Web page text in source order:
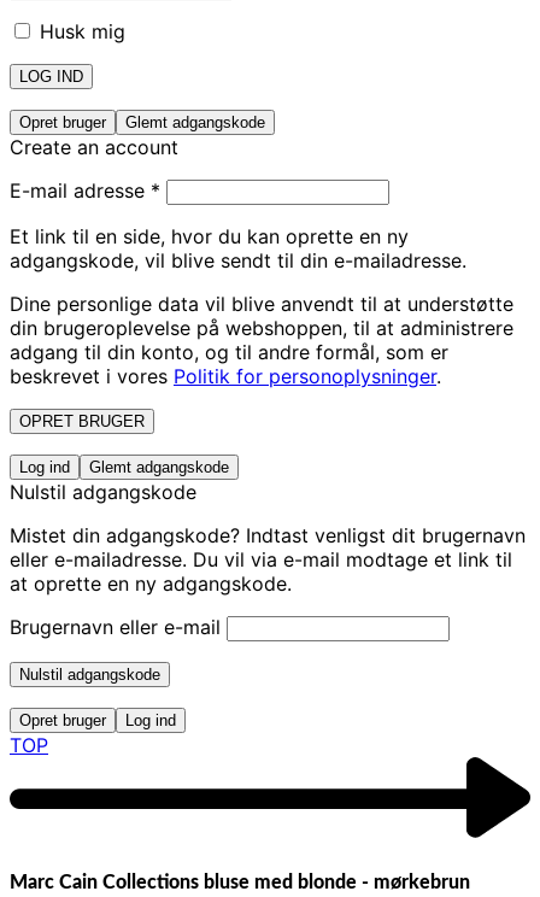
Husk mig
LOG IND
Opret bruger Glemt adgangskode
Create an account
E-mail adresse *
Et link til en side, hvor du kan oprette en ny
adgangskode, vil blive sendt til din e-mailadresse.
Dine personlige data vil blive anvendt til at understøtte
din brugeroplevelse på webshoppen, til at administrere
adgang til din konto, og til andre formål, som er
beskrevet i vores Politik for personoplysninger.
OPRET BRUGER
Log ind Glemt adgangskode
Nulstil adgangskode
Mistet din adgangskode? Indtast venligst dit brugernavn
eller e-mailadresse. Du vil via e-mail modtage et link til
at oprette en ny adgangskode.
Brugernavn eller e-mail
Nulstil adgangskode
Opret bruger Log ind
TOP
Marc Cain Collections bluse med blonde - mørkebrun